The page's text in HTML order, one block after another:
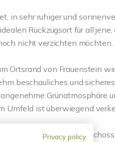
in sehr ruhiger und
Rückzugsort für all
nicht verzichten möchten.
Ortsrand von Frauenstein
beschauliches und
Grünatmosphäre
Umfeld ist überwiegend
sich auf ein
Privacy policy